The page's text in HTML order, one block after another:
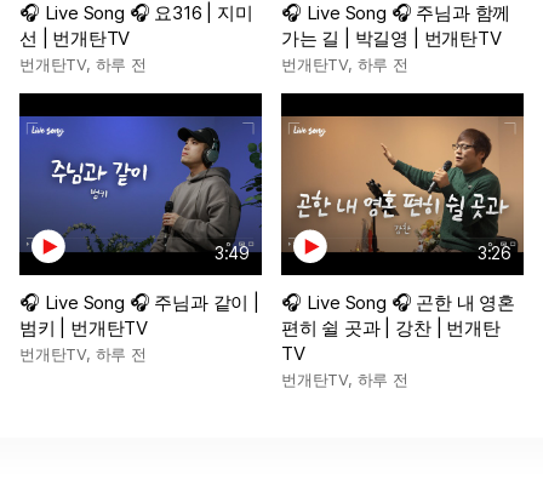
🎧 Live Song 🎧 요316 | 지미
선 | 번개탄TV
번개탄TV, 하루 전
🎧 Live Song 🎧 주님과 함께
가는 길 | 박길영 | 번개탄TV
번개탄TV, 하루 전
3:49
🎧 Live Song 🎧 주님과 같이 |
범키 | 번개탄TV
번개탄TV, 하루 전
3:26
🎧 Live Song 🎧 곤한 내 영혼
편히 쉴 곳과 | 강찬 | 번개탄
TV
번개탄TV, 하루 전